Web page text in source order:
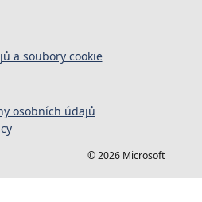
a soubory cookie
osobních údajů
© 2026 Microsoft